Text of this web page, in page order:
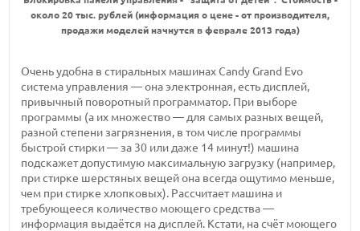
около 20 тыс. рублей (информация о цене - от производителя,
продажи моделей начнутся в феврале 2013 года)
Очень удобна в стиральных машинах Candy Grand Evo
система управления — она электронная, есть дисплей,
привычный поворотный программатор. При выборе
программы (а их множество — для самых разных вещей,
разной степени загрязнения, в том числе программы
быстрой стирки — за 30 или даже 14 минут!) машина
подскажет допустимую максимальную загрузку (например,
при стирке шерстяных вещей она всегда ощутимо меньше,
чем при стирке хлопковых). Рассчитает машина и
требующееся количество моющего средства —
информация выдаётся на дисплей. Кстати, на счёт моющего